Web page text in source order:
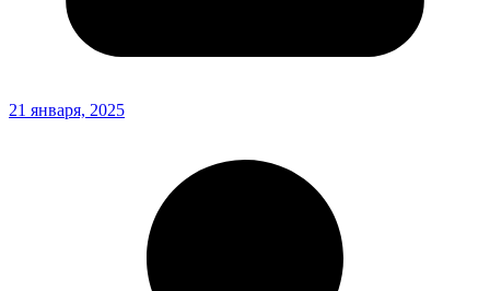
21 января, 2025